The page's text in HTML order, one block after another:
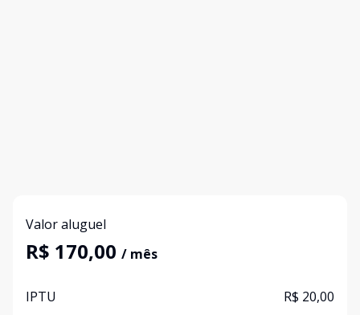
Valor aluguel
R$ 170,00 / mês
IPTU R$ 20,00